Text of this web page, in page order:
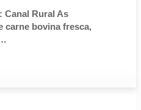
Canal Rural As
carne bovina fresca,